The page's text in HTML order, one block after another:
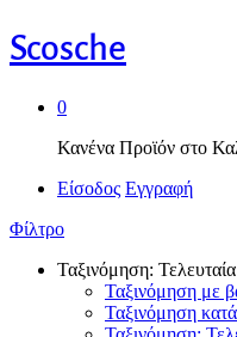
Scosche
0
Κανένα Προϊόν στο
Είσοδος Εγγραφή
Φίλτρο
Ταξινόμηση: Τελευταία
Ταξινόμηση με
Ταξινόμηση